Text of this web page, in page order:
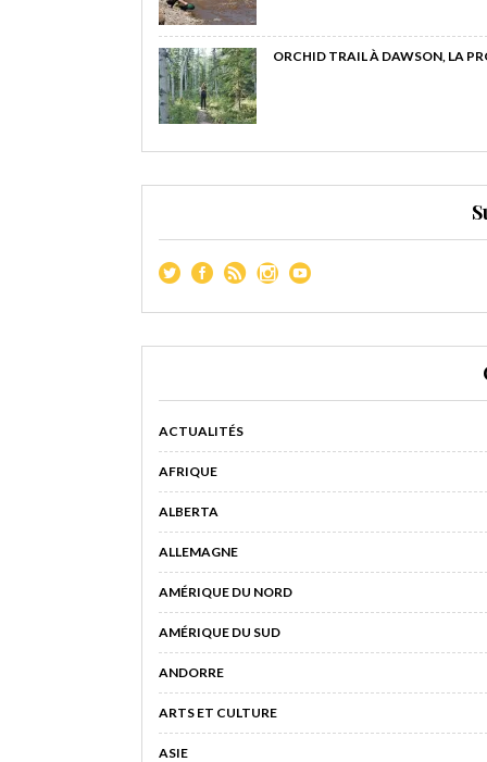
ORCHID TRAIL À DAWSON, LA
ACTUALITÉS
AFRIQUE
ALBERTA
ALLEMAGNE
AMÉRIQUE DU NORD
AMÉRIQUE DU SUD
ANDORRE
ARTS ET CULTURE
ASIE